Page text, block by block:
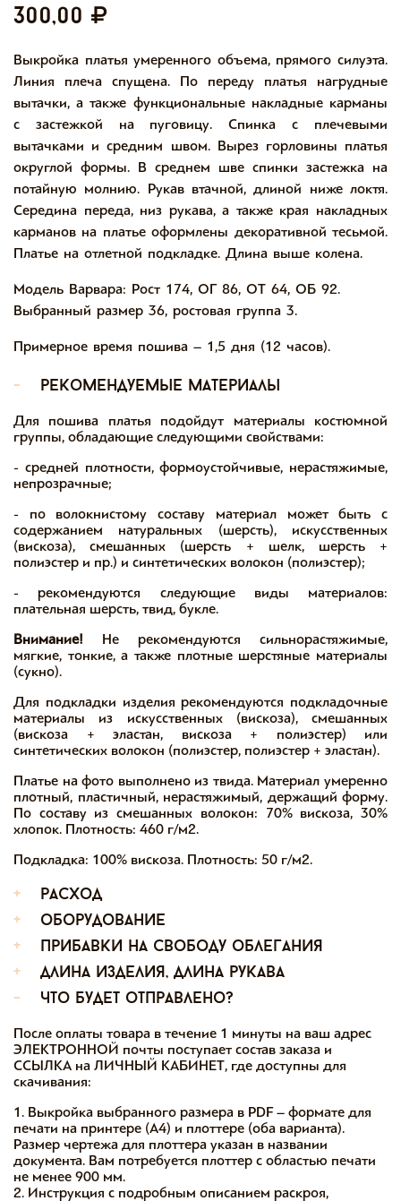
300,00
Выкройка платья умеренного объема, прямого силуэта.
Линия плеча спущена. По переду платья нагрудные
вытачки, а также функциональные накладные карманы
с застежкой на пуговицу. Спинка с плечевыми
вытачками и средним швом. Вырез горловины платья
округлой формы. В среднем шве спинки застежка на
потайную молнию. Рукав втачной, длиной ниже локтя.
Середина переда, низ рукава, а также края накладных
карманов на платье оформлены декоративной тесьмой.
Платье на отлетной подкладке. Длина выше колена.
Модель Варвара: Рост 174, ОГ 86, ОТ 64, ОБ 92.
Выбранный размер 36, ростовая группа 3.
Примерное время пошива – 1,5 дня (12 часов).
-
рекомендуемые материалы
Для пошива платья подойдут материалы костюмной
группы, обладающие следующими свойствами:
- средней плотности, формоустойчивые, нерастяжимые,
непрозрачные;
- по волокнистому составу материал может быть с
содержанием натуральных (шерсть), искусственных
(вискоза), смешанных (шерсть + шелк, шерсть +
полиэстер и пр.) и синтетических волокон (полиэстер);
- рекомендуются следующие виды материалов:
плательная шерсть, твид, букле.
Внимание! Не рекомендуются сильнорастяжимые,
мягкие, тонкие, а также плотные шерстяные материалы
(сукно).
Для подкладки изделия рекомендуются подкладочные
материалы из искусственных (вискоза), смешанных
(вискоза + эластан, вискоза + полиэстер) или
синтетических волокон (полиэстер, полиэстер + эластан).
Платье на фото выполнено из твида. Материал умеренно
плотный, пластичный, нерастяжимый, держащий форму.
По составу из смешанных волокон: 70% вискоза, 30%
хлопок. Плотность: 460 г/м2.
Подкладка: 100% вискоза. Плотность: 50 г/м2.
+
расход
+
оборудование
+
прибавки на свободу облегания
+
длина изделия, длина рукава
-
что будет отправлено?
После оплаты товара в течение 1 минуты на ваш адрес
ЭЛЕКТРОННОЙ почты поступает состав заказа и
ССЫЛКА на ЛИЧНЫЙ КАБИНЕТ, где доступны для
скачивания:
1. Выкройка выбранного размера в PDF – формате для
печати на принтере (А4) и плоттере (оба варианта).
Размер чертежа для плоттера указан в названии
документа. Вам потребуется плоттер с областью печати
не менее 900 мм.
2. Инструкция с подробным описанием раскроя,